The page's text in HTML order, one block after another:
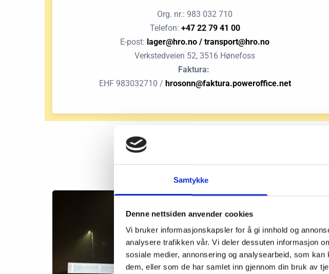
Samtykke
Denne nettsiden anvender cookies
Vi bruker informasjonskapsler for å gi innhold og
analysere trafikken vår. Vi deler dessuten informasjon
sosiale medier, annonsering og analysearbeid, som
dem, eller som de har samlet inn gjennom din bruk av
Org. nr.: 983 032 710
Telefon: +47 22 79 41 00
E-post: lager@hro.no / transport@hro.no
Verkstedveien 52, 3516 Hønefoss
Faktura:
EHF 983032710 / hrosonn@faktura.poweroffice.net
Vi
A